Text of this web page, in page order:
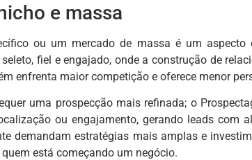
e massa
ou um mercado de massa é um
fiel e engajado, onde a construção de
enfrenta maior competição e oferece menor
uma prospecção mais refinada; o
ou engajamento, gerando leads com
demandam estratégias mais amplas e
está começando um negócio.